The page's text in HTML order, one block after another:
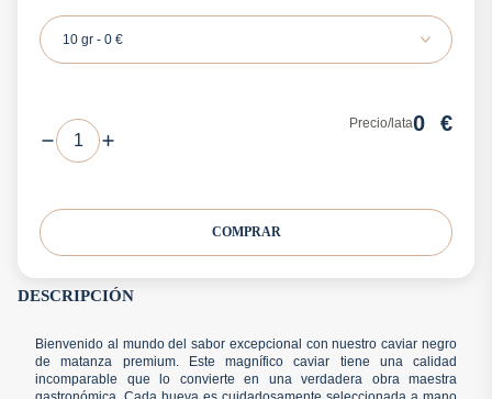
10 gr - 0 €
Precio/lata0 €
COMPRAR
DESCRIPCIÓN
Bienvenido al mundo del sabor excepcional con nuestro caviar negro
de matanza premium. Este magnífico caviar tiene una calidad
incomparable que lo convierte en una verdadera obra maestra